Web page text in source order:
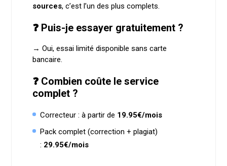
sources, c’est l’un des plus complets.
❓ Puis-je essayer gratuitement ?
→ Oui, essai limité disponible sans carte
bancaire.
❓ Combien coûte le service
complet ?
Correcteur : à partir de 19.95€/mois
Pack complet (correction + plagiat)
: 29.95€/mois